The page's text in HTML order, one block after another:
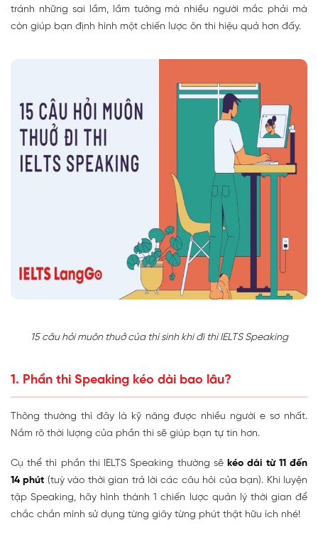
tránh những sai lầm, lầm tưởng mà nhiều người mắc phải mà
còn giúp bạn định hình một chiến lược ôn thi hiệu quả hơn đấy.
15 câu hỏi muôn thuở của thí sinh khi đi thi IELTS Speaking
1. Phần thi Speaking kéo dài bao lâu?
Thông thường thì đây là kỹ năng được nhiều người e sơ nhất.
Nắm rõ thời lượng của phần thi sẽ giúp bạn tự tin hơn.
Cụ thể thì phần thi IELTS Speaking thường sẽkéo dài từ 11 đến
14 phút (tuỳ vào thời gian trả lời các câu hỏi của bạn). Khi luyện
tập Speaking, hãy hình thành 1 chiến lược quản lý thời gian để
chắc chắn mình sử dụng từng giây từng phút thật hữu ích nhé!